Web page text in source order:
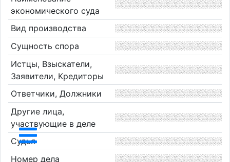
экономического суда
Вид производства
Сущность спора
Истцы, Взыскатели,
Заявители, Кредиторы
Ответчики, Должники
Другие лица,
участвующие в деле
Судья
Номер дела